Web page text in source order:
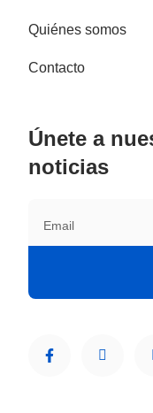
Quiénes somos
Contacto
Únete a
noticias